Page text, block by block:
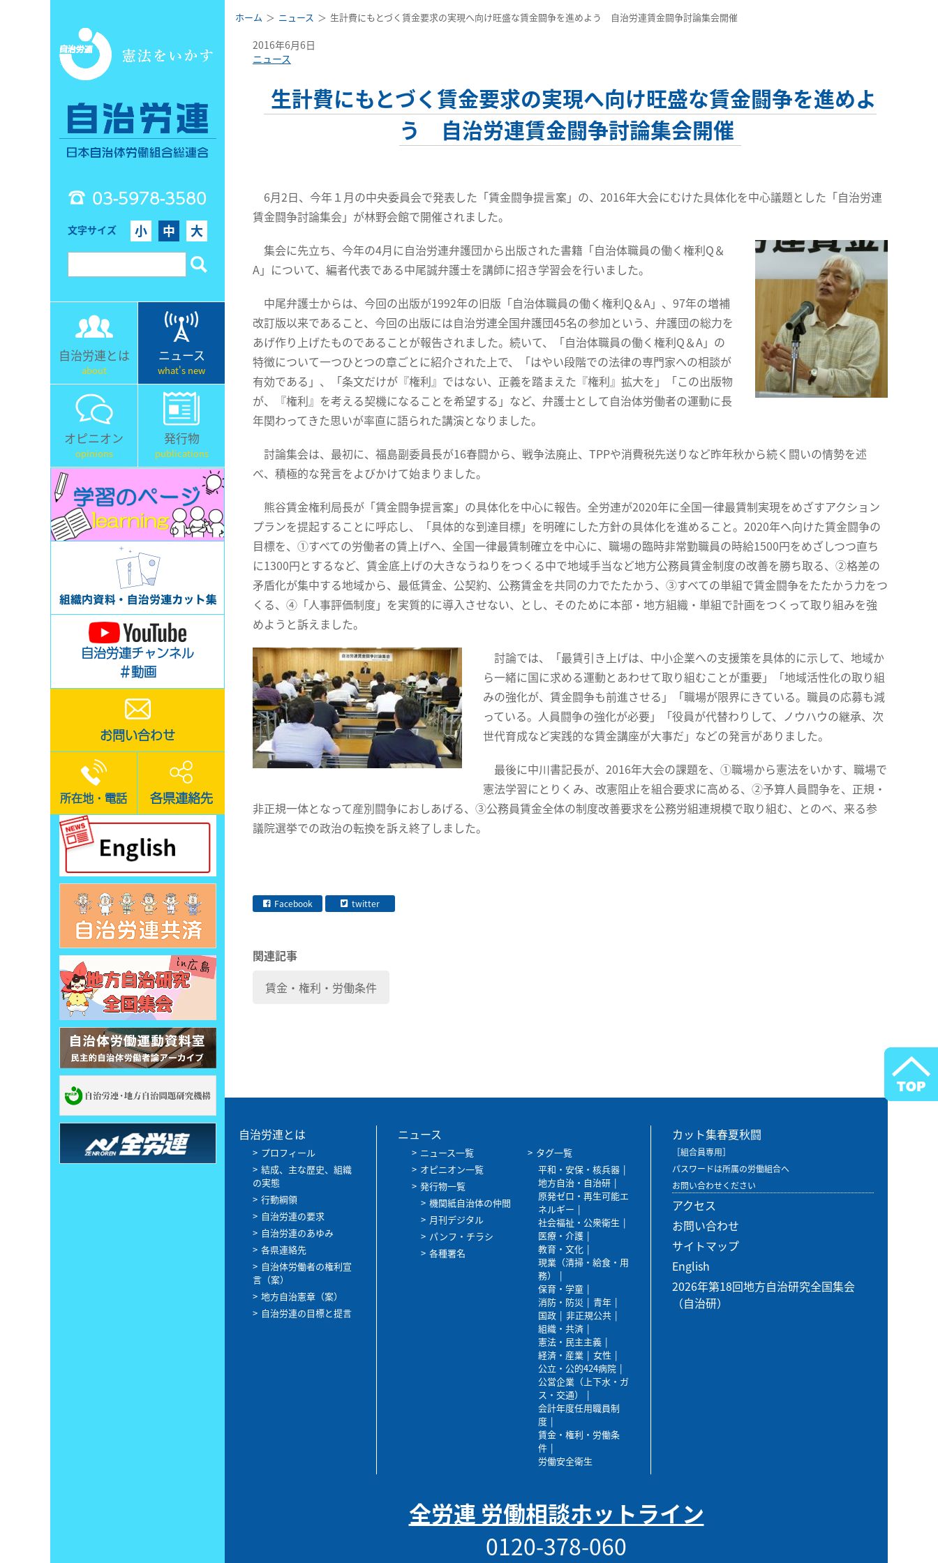
03-5978-3580
文字サイズ 小 中 大
自治労連とは
about
ニュース
what's new
オピニオン
opinions
発行物
publications
自治労連チャンネル
＃動画
お問い合わせ
所在地・電話 各県連絡先
ホーム ニュース 生計費にもとづく賃金要求の実現へ向け旺盛な賃金闘争を進めよう 自治労連賃金闘争討論集会開催
2016年6月6日
ニュース
生計費にもとづく賃金要求の実現へ向け旺盛な賃金闘争を進めよ
う 自治労連賃金闘争討論集会開催
6月2日、今年１月の中央委員会で発表した「賃金闘争提言案」の、2016年大会にむけた具体化を中心議題とした「自治労連
賃金闘争討論集会」が林野会館で開催されました。
集会に先立ち、今年の4月に自治労連弁護団から出版された書籍「自治体職員の働く権利Q＆
A」について、編者代表である中尾誠弁護士を講師に招き学習会を行いました。
中尾弁護士からは、今回の出版が1992年の旧版「自治体職員の働く権利Q＆A」、97年の増補
改訂版以来であること、今回の出版には自治労連全国弁護団45名の参加という、弁護団の総力を
あげ作り上げたものであることが報告されました。続いて、「自治体職員の働く権利Q＆A」の
特徴について一つひとつの章ごとに紹介された上で、「はやい段階での法律の専門家への相談が
有効である」、「条文だけが『権利』ではない、正義を踏まえた『権利』拡大を」「この出版物
が、『権利』を考える契機になることを希望する」など、弁護士として自治体労働者の運動に長
年関わってきた思いが率直に語られた講演となりました。
討論集会は、最初に、福島副委員長が16春闘から、戦争法廃止、TPPや消費税先送りなど昨年秋から続く闘いの情勢を述
べ、積極的な発言をよびかけて始まりました。
熊谷賃金権利局長が「賃金闘争提言案」の具体化を中心に報告。全労連が2020年に全国一律最賃制実現をめざすアクション
プランを提起することに呼応し、「具体的な到達目標」を明確にした方針の具体化を進めること。2020年へ向けた賃金闘争の
目標を、①すべての労働者の賃上げへ、全国一律最賃制確立を中心に、職場の臨時非常勤職員の時給1500円をめざしつつ直ち
に1300円とするなど、賃金底上げの大きなうねりをつくる中で地域手当など地方公務員賃金制度の改善を勝ち取る、②格差の
矛盾化が集中する地域から、最低賃金、公契約、公務賃金を共同の力でたたかう、③すべての単組で賃金闘争をたたかう力をつ
くる、④「人事評価制度」を実質的に導入させない、とし、そのために本部・地方組織・単組で計画をつくって取り組みを強
めようと訴えました。
討論では、「最賃引き上げは、中小企業への支援策を具体的に示して、地域か
ら一緒に国に求める運動とあわせて取り組むことが重要」「地域活性化の取り組
みの強化が、賃金闘争も前進させる」「職場が限界にきている。職員の応募も減
っている。人員闘争の強化が必要」「役員が代替わりして、ノウハウの継承、次
世代育成など実践的な賃金講座が大事だ」などの発言がありました。
最後に中川書記長が、2016年大会の課題を、①職場から憲法をいかす、職場で
憲法学習にとりくみ、改憲阻止を組合要求に高める、②予算人員闘争を、正規・
非正規一体となって産別闘争におしあげる、③公務員賃金全体の制度改善要求を公務労組連規模で取り組む、とのべ、来る参
議院選挙での政治の転換を訴え終了しました。
Facebook twitter
関連記事
賃金・権利・労働条件
自治労連とは
プロフィール
結成、主な歴史、組織
の実態
行動綱領
自治労連の要求
自治労連のあゆみ
各県連絡先
自治体労働者の権利宣
言（案）
地方自治憲章（案）
自治労連の目標と提言
ニュース
ニュース一覧
オピニオン一覧
発行物一覧
機関紙自治体の仲間
月刊デジタル
パンフ・チラシ
各種署名
タグ一覧
平和・安保・核兵器
地方自治・自治研
原発ゼロ・再生可能エ
ネルギー
社会福祉・公衆衛生
医療・介護
教育・文化
現業（清掃・給食・用
務）
保育・学童
消防・防災
青年
国政
非正規公共
組織・共済
憲法・民主主義
経済・産業
女性
公立・公的424病院
公営企業（上下水・ガ
ス・交通）
会計年度任用職員制
度
賃金・権利・労働条
件
労働安全衛生
カット集春夏秋闘
［組合員専用］
パスワードは所属の労働組合へ
お問い合わせください
アクセス
お問い合わせ
サイトマップ
English
2026年第18回地方自治研究全国集会
（自治研）
全労連 労働相談ホットライン
0120-378-060